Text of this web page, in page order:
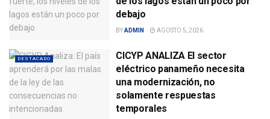
debajo
BYADMIN AGOSTO 5, 2026
DESTACADO
CICYP ANALIZA El sector
eléctrico panameño necesita
una modernización, no
solamente respuestas
temporales